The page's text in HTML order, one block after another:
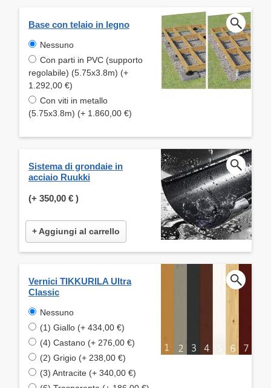
Base con telaio in legno
Nessuno
Con parti in PVC (supporto
regolabile) (5.75x3.8m) (+
1.292,00 €)
Con viti in metallo
(5.75x3.8m) (+ 1.860,00 €)
Sistema di grondaie in
acciaio Ruukki
(+ 350,00 € )
+ Aggiungi al carrello
Vernici TIKKURILA Ultra
Classic
Nessuno
(1) Giallo (+ 434,00 €)
(4) Castano (+ 276,00 €)
(2) Grigio (+ 238,00 €)
(3) Antracite (+ 340,00 €)